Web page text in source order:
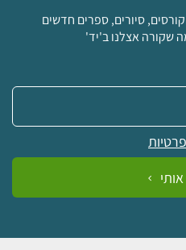
סיורים, ספרים חדשים
שקורה אצלנו ב'יד'